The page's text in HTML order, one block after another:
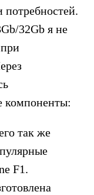
потребностей.
32Gb я не
компоненты:
так же
F1.